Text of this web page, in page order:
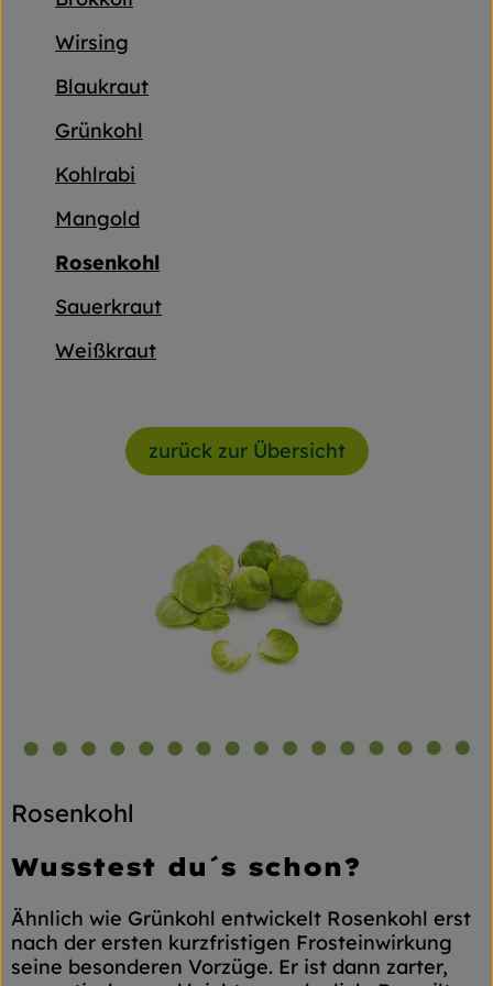
Frischetheke
Gartensaison
Drogerie
Unsere Kisten
Wirsing
Blaukraut
Grünkohl
Kohlrabi
Mangold
Rosenkohl
Sauerkraut
Weißkraut
zurück zur Übersicht
Rosenkohl
Wusstest du´s schon?
Ähnlich wie Grünkohl entwickelt Rosenkohl erst
nach der ersten kurzfristigen Frosteinwirkung
seine besonderen Vorzüge. Er ist dann zarter,